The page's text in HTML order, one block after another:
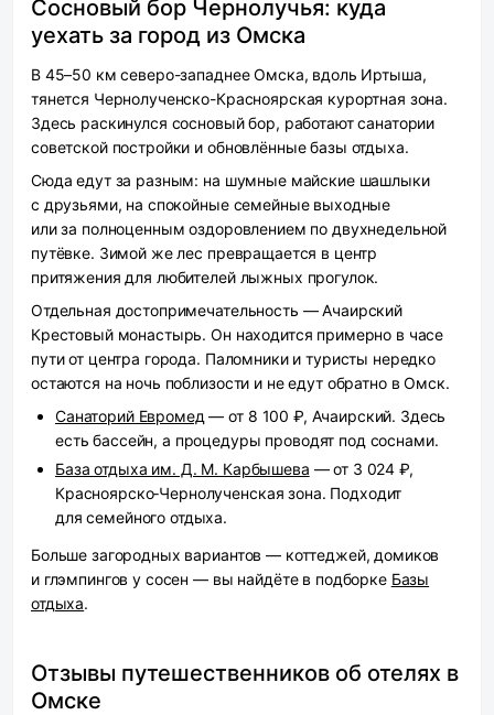
Сосновый бор Чернолучья: куда
уехать за город из Омска
В 45–50 км северо-западнее Омска, вдоль Иртыша,
тянется Чернолученско-Красноярская курортная зона.
Здесь раскинулся сосновый бор, работают санатории
советской постройки и обновлённые базы отдыха.
Сюда едут за разным: на шумные майские шашлыки
с друзьями, на спокойные семейные выходные
или за полноценным оздоровлением по двухнедельной
путёвке. Зимой же лес превращается в центр
притяжения для любителей лыжных прогулок.
Отдельная достопримечательность — Ачаирский
Крестовый монастырь. Он находится примерно в часе
пути от центра города. Паломники и туристы нередко
остаются на ночь поблизости и не едут обратно в Омск.
Санаторий Евромед — от 8 100 ₽, Ачаирский. Здесь
есть бассейн, а процедуры проводят под соснами.
База отдыха им. Д. М. Карбышева — от 3 024 ₽,
Красноярско‑Чернолученская зона. Подходит
для семейного отдыха.
Больше загородных вариантов — коттеджей, домиков
и глэмпингов у сосен — вы найдёте в подборке Базы
отдыха.
Отзывы путешественников об отелях в
Омске